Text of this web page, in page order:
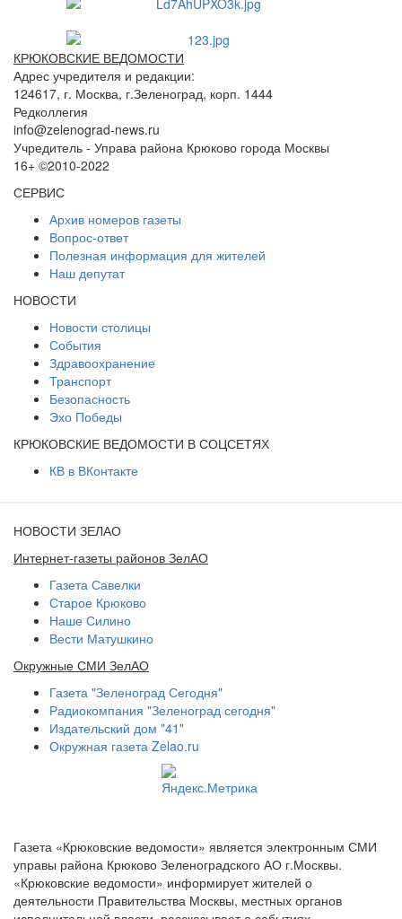
КРЮКОВСКИЕ ВЕДОМОСТИ
Адрес учредителя и редакции:
124617, г. Москва, г.Зеленоград, корп. 1444
Редколлегия
info@zelenograd-news.ru
Учредитель - Управа района Крюково города Москвы
16+ ©2010-2022
СЕРВИС
Архив номеров газеты
Вопрос-ответ
Полезная информация для жителей
Наш депутат
НОВОСТИ
Новости столицы
События
Здравоохранение
Транспорт
Безопасность
Эхо Победы
КРЮКОВСКИЕ ВЕДОМОСТИ В СОЦСЕТЯХ
КВ в ВКонтакте
НОВОСТИ ЗЕЛАО
Интернет-газеты районов ЗелАО
Газета Савелки
Старое Крюково
Наше Силино
Вести Матушкино
Окружные СМИ ЗелАО
Газета "Зеленоград Сегодня"
Радиокомпания "Зеленоград сегодня"
Издательский дом "41"
Окружная газета Zelao.ru
Газета «Крюковские ведомости» является электронным СМИ
управы района Крюково Зеленоградского АО г.Москвы.
«Крюковские ведомости» информирует жителей о
деятельности Правительства Москвы, местных органов